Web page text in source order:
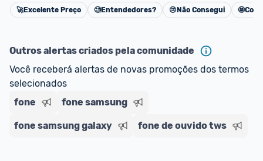
Cancelar
🚀Excelente Preço 🧐Entendedores? 😢 Não Consegui 🤩
Outros alertas criados pela comunidade
Você receberá alertas de novas promoções dos termos
selecionados
fone
fone samsung
fone samsung galaxy fone de ouvido tws